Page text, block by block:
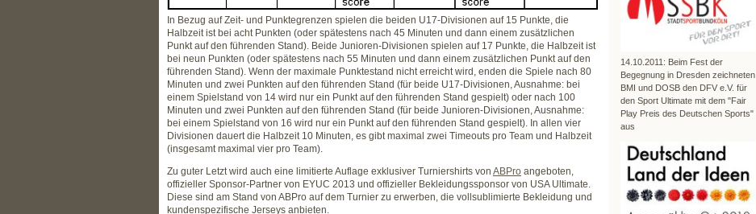
In Bezug auf Zeit- und Punktegrenzen spielen die beiden U17-Divisionen auf 15 Punkte, die
Halbzeit ist bei acht Punkten (oder spätestens nach 45 Minuten und dann einem zusätzlichen
Punkt auf den führenden Stand). Beide Junioren-Divisionen spielen auf 17 Punkte, die Halbzeit ist
bei neun Punkten (oder spätestens nach 55 Minuten und dann einem zusätzlichen Punkt auf den
führenden Stand). Wenn der maximale Punktestand nicht erreicht wird, enden die Spiele nach 80
Minuten und zwei Punkten auf den führenden Stand (für beide U17-Divisionen, Ausnahme: bei
einem Spielstand von 14 wird nur ein Punkt auf den führenden Stand gespielt) oder nach 100
Minuten und zwei Punkten auf den führenden Stand (für beide Junioren-Divisionen, Ausnahme:
bei einem Spielstand von 16 wird nur ein Punkt auf den führenden Stand gespielt). In allen vier
Divisionen dauert die Halbzeit 10 Minuten, es gibt maximal zwei Timeouts pro Team und Halbzeit
(insgesamt maximal vier pro Team).
Zu guter Letzt wird auch eine limitierte Auflage exklusiver Turniershirts von ABPro angeboten,
offizieller Sponsor-Partner von EYUC 2013 und offizieller Bekleidungssponsor von USA Ultimate.
Diese sind am Stand von ABPro auf dem Turnier zu erwerben, die vollsublimierte Bekleidung und
kundenspezifische Jerseys anbieten.
14.10.2011: Beim Fest der
Begegnung in Dresden zeichneten
BMI und DOSB den DFV e.V. für
den Sport Ultimate mit dem "Fair
Play Preis des Deutschen Sports"
aus